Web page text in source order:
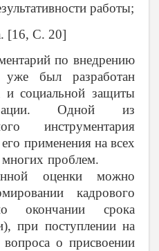
работы;
[16, С. 20]
по внедрению
уже был разработан
и социальной защиты
Одной из
инструментария
применения на всех
многих проблем.
оценки можно
кадрового
окончании срока
при поступлении на
о присвоении